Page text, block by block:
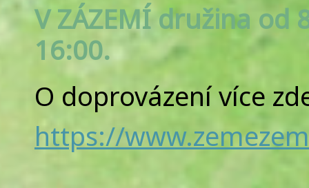
V ZÁZEMÍ družina od
16:00.
O doprovázení více
https://